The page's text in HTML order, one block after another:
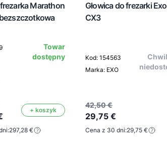
Marathon
Towar
dostępny
+ koszyk
297,28 €
Głowica do frezarki
CX3
Kod: 154563
Marka: EXO
42,50 €
29,75 €
Cena z 30 dni:29,75 €